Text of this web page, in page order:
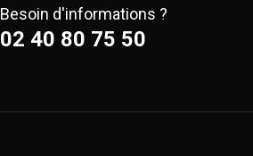
Besoin d'informations ?
02 40 80 75 50